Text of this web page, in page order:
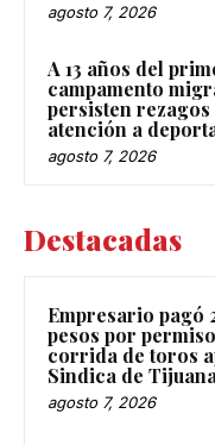
agosto 7, 2026
A 13 años del
campamento
persisten rezagos
atención a
agosto 7, 2026
Destacadas
Empresario pagó
pesos por
corrida de toros
Sindica de
agosto 7, 2026